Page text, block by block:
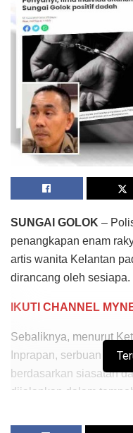
SUNGAI GOLOK –
penangkapan enam
artis wanita Kelantan
dirancang oleh sesiapa.
IKUTI CHANNEL
Sebaliknya, menurut
Inprapan, serbuan dan
berdasarkan siasatan
dijalankan dalam